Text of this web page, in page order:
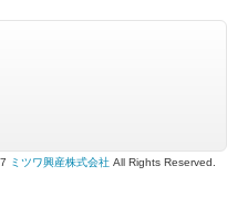
ミツワ興産株式会社 All Rights Reserved.